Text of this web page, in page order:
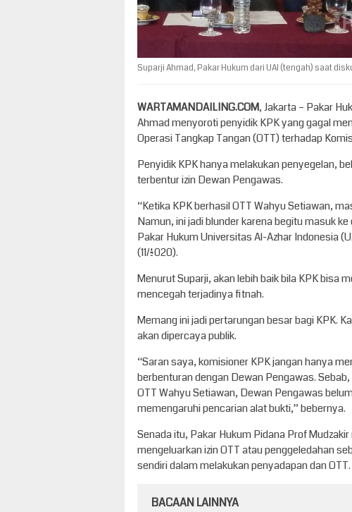
Suparji Ahmad, Pakar Hukum dari UAI (tengah) saat
WARTAMANDAILING.COM, Jakarta – Pakar
Ahmad menyoroti penyidik KPK yang gagal
Operasi Tangkap Tangan (OTT) terhadap
Penyidik KPK hanya melakukan penyegelan,
terbentur izin Dewan Pengawas.
“Ketika KPK berhasil OTT Wahyu Setiawan,
Namun, ini jadi blunder karena begitu masuk
Pakar Hukum Universitas Al-Azhar Indonesia
(11/1/2020).
Menurut Suparji, akan lebih baik bila KPK bisa
mencegah terjadinya fitnah.
Memang ini jadi pertarungan besar bagi KPK.
akan dipercaya publik.
“Saran saya, komisioner KPK jangan hanya
berbenturan dengan Dewan Pengawas.
OTT Wahyu Setiawan, Dewan Pengawas
memengaruhi pencarian alat bukti,” bebernya.
Senada itu, Pakar Hukum Pidana Prof
mengeluarkan izin OTT atau penggeledahan
sendiri dalam melakukan penyadapan dan OTT.
BACAAN LAINNYA